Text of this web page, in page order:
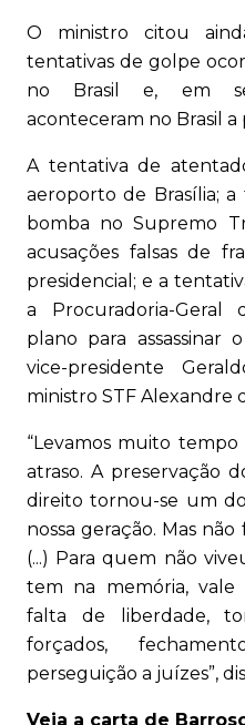
O ministro citou
tentativas de golpe
no Brasil e, em
aconteceram no Brasil a
A tentativa de
aeroporto de Brasília;
bomba no Supremo
acusações falsas de
presidencial; e a
a Procuradoria-Geral
plano para assassinar
vice-presidente
ministro STF Alexandre
“Levamos muito
atraso. A preservação
direito tornou-se um
nossa geração. Mas
(...) Para quem não
tem na memória, vale
falta de liberdade,
forçados,
perseguição a juízes”,
Veja a carta de